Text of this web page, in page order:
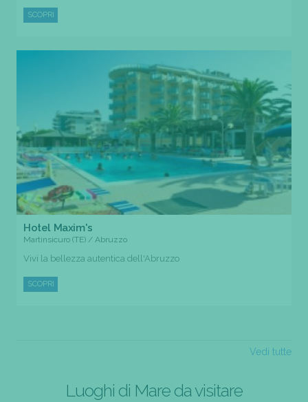
SCOPRI
Hotel Maxim's
Martinsicuro (TE) / Abruzzo
Vivi la bellezza autentica dell'Abruzzo
SCOPRI
Vedi tutte
Luoghi di Mare da visitare